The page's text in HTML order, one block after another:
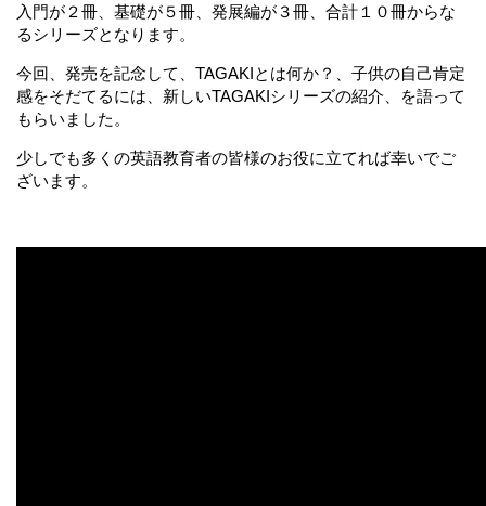
入門が２冊、基礎が５冊、発展編が３冊、合計１０冊からな
るシリーズとなります。
今回、発売を記念して、TAGAKIとは何か？、子供の自己肯定
感をそだてるには、新しいTAGAKIシリーズの紹介、を語って
もらいました。
少しでも多くの英語教育者の皆様のお役に立てれば幸いでご
ざいます。